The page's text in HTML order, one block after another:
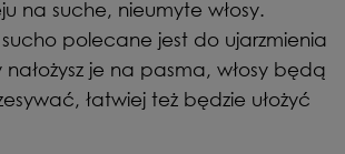
na suche, nieumyte włosy.
polecane jest do ujarzmienia
nałożysz je na pasma, włosy będą
łatwiej też będzie ułożyć